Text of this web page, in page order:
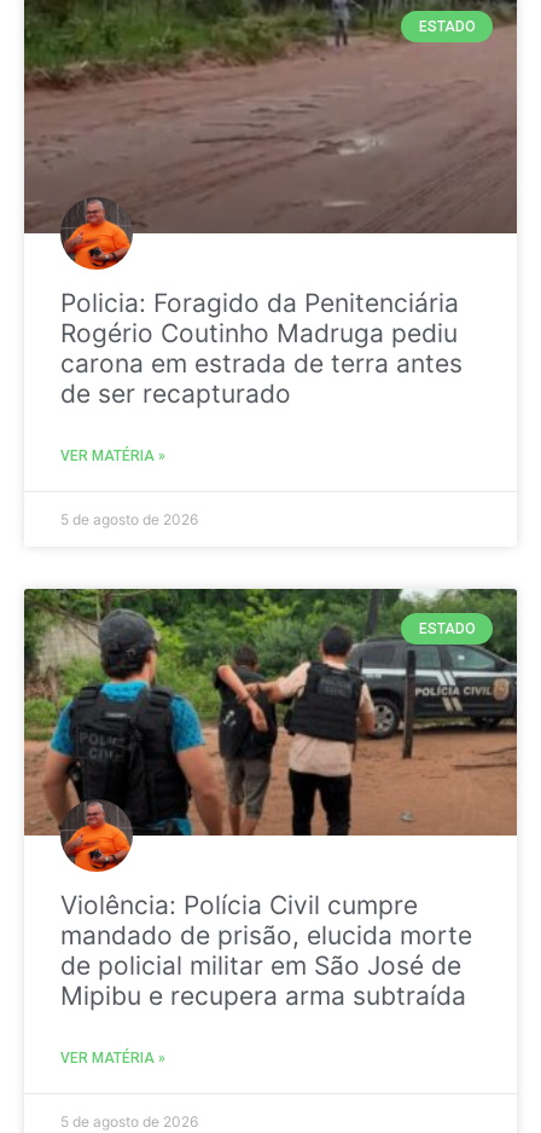
ESTADO
Policia: Foragido da Penitenciária
Rogério Coutinho Madruga pediu
carona em estrada de terra antes
de ser recapturado
VER MATÉRIA »
5 de agosto de 2026
ESTADO
Violência: Polícia Civil cumpre
mandado de prisão, elucida morte
de policial militar em São José de
Mipibu e recupera arma subtraída
VER MATÉRIA »
5 de agosto de 2026